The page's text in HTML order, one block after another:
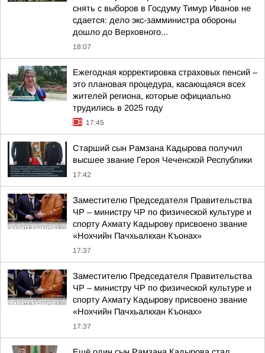
снять с выборов в Госдуму Тимур Иванов не
сдается: дело экс-замминистра обороны
дошло до Верховного...
18:07
Ежегодная корректировка страховых пенсий –
это плановая процедура, касающаяся всех
жителей региона, которые официально
трудились в 2025 году
17:45
Старший сын Рамзана Кадырова получил
высшее звание Героя Чеченской Республики
17:42
Заместителю Председателя Правительства
ЧР – министру ЧР по физической культуре и
спорту Ахмату Кадырову присвоено звание
«Нохчийн Пачхьалкхан Къонах»
17:37
Заместителю Председателя Правительства
ЧР – министру ЧР по физической культуре и
спорту Ахмату Кадырову присвоено звание
«Нохчийн Пачхьалкхан Къонах»
17:37